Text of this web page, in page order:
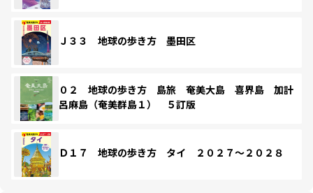
Ｊ３３ 地球の歩き方 墨田区
０２ 地球の歩き方 島旅 奄美大島 喜界島 加計
呂麻島（奄美群島１） ５訂版
Ｄ１７ 地球の歩き方 タイ ２０２７～２０２８